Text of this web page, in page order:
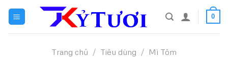
content
0
Trang chủ / Tiêu dùng / Mì Tôm